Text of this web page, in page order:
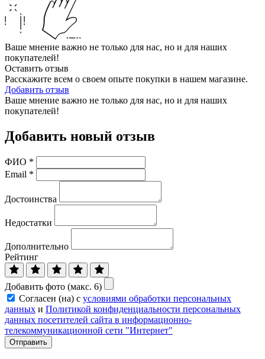
Ваше мнение важно не только для нас, но и для наших
покупателей!
Оставить отзыв
Расскажите всем о своем опыте покупки в нашем магазине.
Добавить отзыв
Ваше мнение важно не только для нас, но и для наших
покупателей!
Добавить новый отзыв
ФИО *
Email *
Достоинства
Недостатки
Дополнительно
Рейтинг
Добавить фото (макс. 6)
Согласен (на) с условиями обработки персональных
данных и Политикой конфиденциальности персональных
данных посетителей сайта в информационно-
телекоммуникационной сети "Интернет"
Отправить